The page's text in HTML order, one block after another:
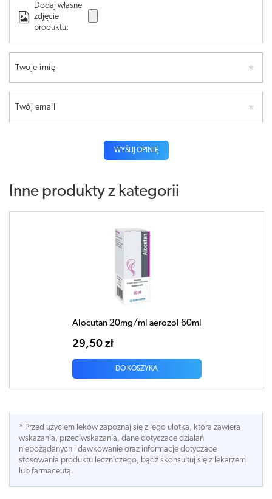
Dodaj własne
zdjęcie
produktu:
Twoje imię
Twój email
WYŚLIJ OPINIĘ
Inne produkty z kategorii
Alocutan 20mg/ml aerozol 60ml
29,50 zł
DO KOSZYKA
* Przed użyciem leków zapoznaj się z jego ulotką, która zawiera
wskazania, przeciwskazania, dane dotyczace działań
niepożądanych i dawkowanie oraz informacje dotyczace
stosowania produktu leczniczego, bądź skonsultuj się z lekarzem
lub farmaceutą.